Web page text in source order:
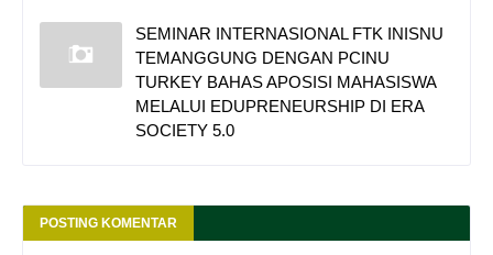
SEMINAR INTERNASIONAL FTK INISNU
TEMANGGUNG DENGAN PCINU
TURKEY BAHAS APOSISI MAHASISWA
MELALUI EDUPRENEURSHIP DI ERA
SOCIETY 5.0
POSTING KOMENTAR